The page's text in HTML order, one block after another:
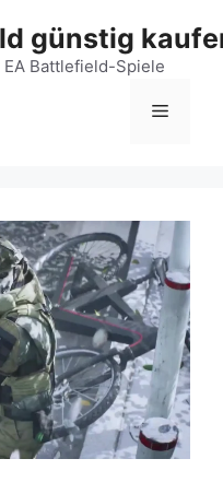
günstig
Battlefield-Spiele
Menü